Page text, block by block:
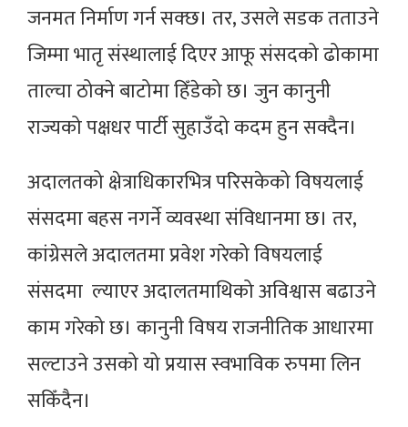
जनमत निर्माण गर्न सक्छ। तर, उसले सडक तताउने
जिम्मा भातृ संस्थालाई दिएर आफू संसदको ढोकामा
ताल्चा ठोक्ने बाटोमा हिँडेको छ। जुन कानुनी
राज्यको पक्षधर पार्टी सुहाउँदो कदम हुन सक्दैन।
अदालतको क्षेत्राधिकारभित्र परिसकेको विषयलाई
संसदमा बहस नगर्ने व्यवस्था संविधानमा छ। तर,
कांग्रेसले अदालतमा प्रवेश गरेको विषयलाई
संसदमा ल्याएर अदालतमाथिको अविश्वास बढाउने
काम गरेको छ। कानुनी विषय राजनीतिक आधारमा
सल्टाउने उसको यो प्रयास स्वभाविक रुपमा लिन
सकिँदैन।